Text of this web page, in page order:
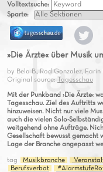
Volltextsuche:
Sparte:
»Die Ärzte« über Musik
by Bela B., Rod Gonzalez,
Original source: Tagesschau
Mit der Punkband ›Die Ärzte‹
Tagesschau. Ziel des Auftritts
hinzuweisen. Nicht nur viele
auch die vielen Solo-
weitgehend ohne Aufträge.
Gesellschaft bewusst gemacht
Lage der Branche angepasst
tag Musikbranche
Berufsverbot